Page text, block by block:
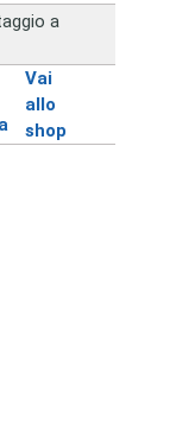
a
Vai
allo
shop